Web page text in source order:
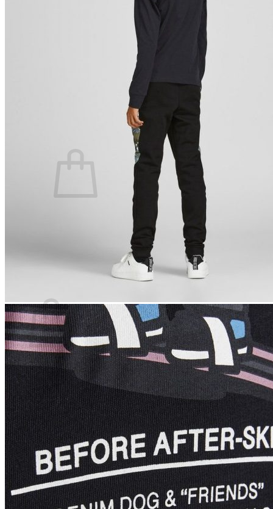
Lasten yöpaidat
Lasten pyjamat
Vyöt, käsineet,pipot, ym
Sukat, sukkahousut, ym
Ulkoilupuvut, housut ja haalarit
Ostoskori on tyhjä.
Ostoskori on tyhjä.
Takaisin kauppaan